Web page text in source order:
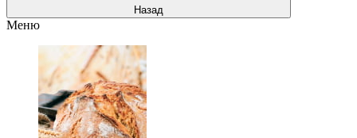
Назад
Меню